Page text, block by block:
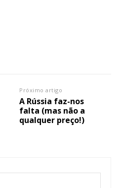
Próximo artigo
A Rússia faz-nos
falta (mas não a
qualquer preço!)